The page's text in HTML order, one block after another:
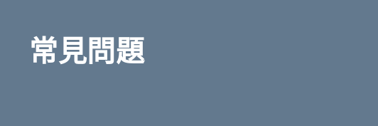
常見問題